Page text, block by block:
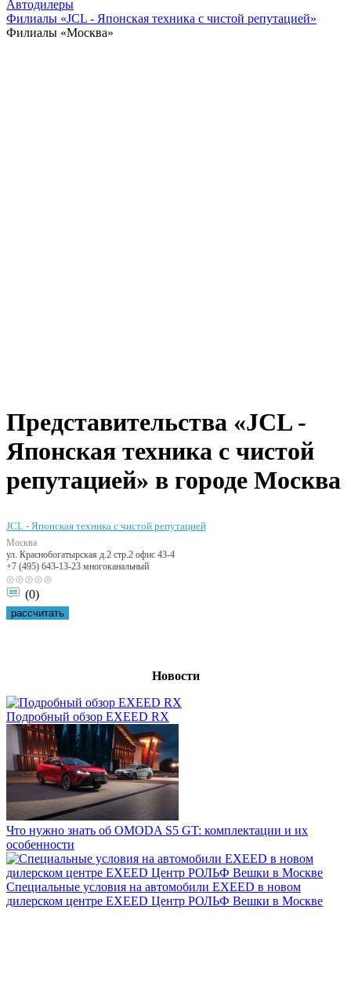
Автодилеры
Филиалы «JCL - Японская техника с чистой репутацией»
Филиалы «Москва»
Представительства «JCL -
Японская техника с чистой
репутацией» в городе Москва
JCL - Японская техника с чистой репутацией
Москва
ул. Краснобогатырская д.2 стр.2 офис 43-4
+7 (495) 643-13-23 многоканальный
(0)
рассчитать
Новости
Подробный обзор EXEED RX
Что нужно знать об OMODA S5 GT: комплектации и их
особенности
Специальные условия на автомобили EXEED в новом
дилерском центре EXEED Центр РОЛЬФ Вешки в Москве